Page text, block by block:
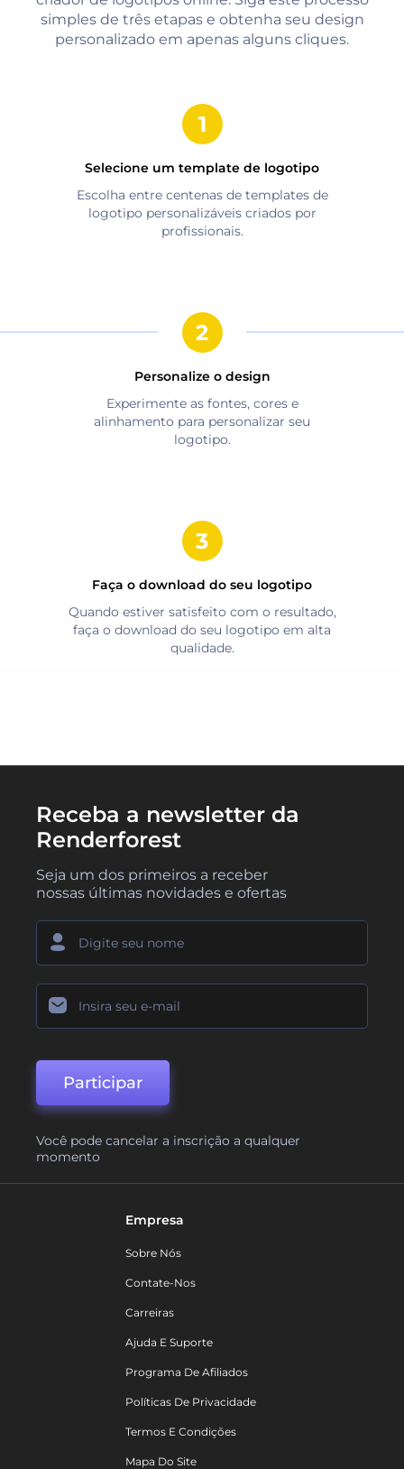
simples de três etapas e obtenha seu design
personalizado em apenas alguns cliques.
Selecione um template de logotipo
Escolha entre centenas de templates de
logotipo personalizáveis criados por
profissionais.
Personalize o design
Experimente as fontes, cores e
alinhamento para personalizar seu
logotipo.
Faça o download do seu logotipo
Quando estiver satisfeito com o resultado,
faça o download do seu logotipo em alta
qualidade.
Receba a newsletter da
Renderforest
Seja um dos primeiros a receber
nossas últimas novidades e ofertas
Participar
Você pode cancelar a inscrição a qualquer
momento
Empresa
Sobre Nós
Contate-Nos
Carreiras
Ajuda E Suporte
Programa De Afiliados
Políticas De Privacidade
Termos E Condições
Mapa Do Site